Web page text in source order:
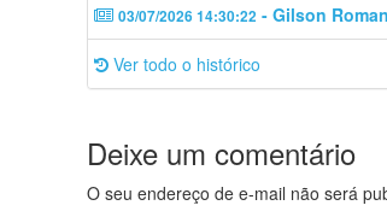
03/07/2026 14:30:22 - Gilson
Ver todo o histórico
Deixe um comentário
O seu endereço de e-mail não será